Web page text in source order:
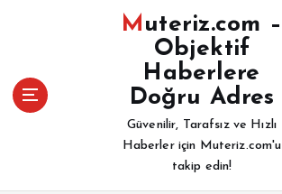
Muteriz.com –
Objektif
Haberlere
Doğru Adres
Güvenilir, Tarafsız ve Hızlı
Haberler için Muteriz.com'u
takip edin!